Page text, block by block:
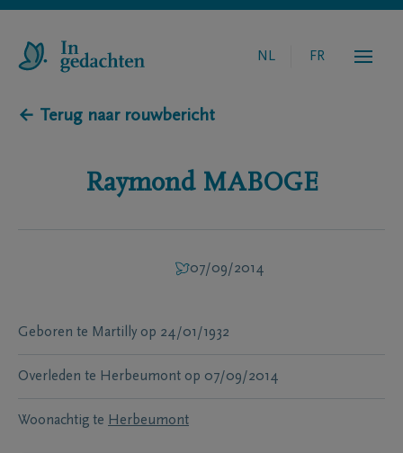
NL FR
← Terug naar rouwbericht
Raymond MABOGE
07/09/2014
Geboren te Martilly op 24/01/1932
Overleden te Herbeumont op 07/09/2014
Woonachtig te Herbeumont